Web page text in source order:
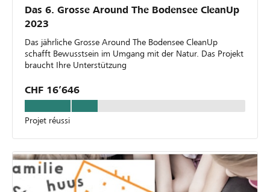
Das 6. Grosse Around The Bodensee CleanUp
2023
Das jährliche Grosse Around The Bodensee CleanUp
schafft Bewusstsein im Umgang mit der Natur. Das Projekt
braucht Ihre Unterstützung
CHF 16’646
Projet réussi